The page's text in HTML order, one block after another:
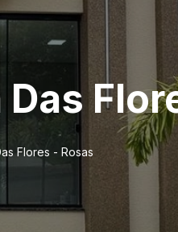
Flores - Rosas